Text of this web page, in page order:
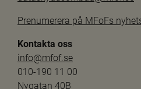
Prenumerera på MFoFs
Kontakta oss
info@mfof.se
010-190 11 00
Nygatan 40B